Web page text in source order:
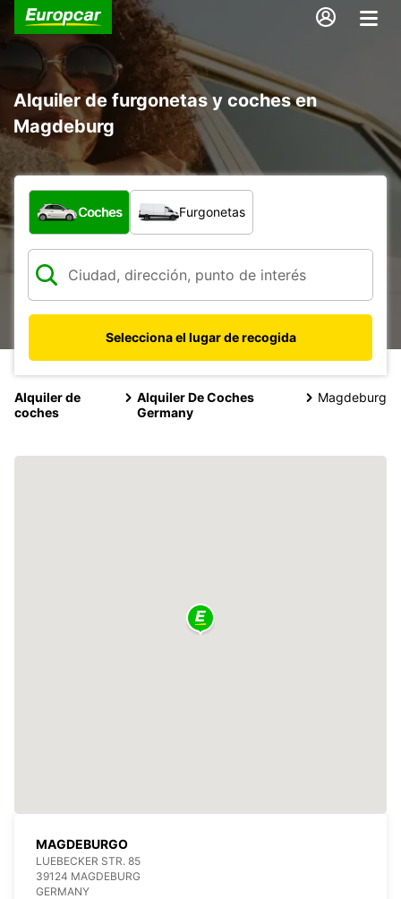
Alquiler de furgonetas y coches en
Magdeburg
¿Qué tipo de vehículo?
Coches Furgonetas
Selecciona el lugar de recogida
Alquiler de
coches
Alquiler De Coches
Germany
Magdeburg
MAGDEBURGO
LUEBECKER STR. 85
39124 MAGDEBURG
GERMANY